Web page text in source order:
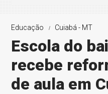
Educação Cuiabá - MT
Escola do
recebe
de aula em